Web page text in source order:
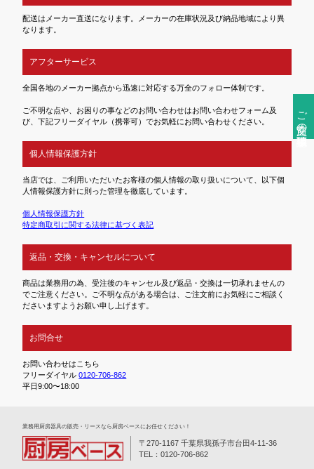
ご注文前の確認事項
配送はメーカー直送になります。メーカーの在庫状況及び納品地域により異
なります。
アフターサービス
全国各地のメーカー拠点から迅速に対応する万全のフォロー体制です。
ご不明な点や、お困りの事などのお問い合わせはお問い合わせフォーム及
び、下記フリーダイヤル（携帯可）でお気軽にお問い合わせください。
個人情報保護方針
当店では、ご利用いただいたお客様の個人情報の取り扱いについて、以下個
人情報保護方針に則った管理を徹底しています。
個人情報保護方針
特定商取引に関する法律に基づく表記
返品・交換・キャンセルについて
商品は業務用の為、受注後のキャンセル及び返品・交換は一切承れませんの
でご注意ください。ご不明な点がある場合は、ご注文前にお気軽にご相談く
ださいますようお願い申し上げます。
お問合せ
お問い合わせはこちら
フリーダイヤル0120-706-862
平日9:00〜18:00
業務⽤厨房器具の販売・リースなら厨房ベースにお任せください！
〒270-1167 千葉県我孫子市台田4-11-36
TEL：0120-706-862